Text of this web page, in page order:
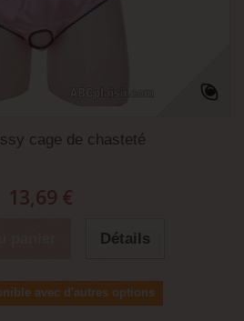
cage de chasteté
13,69 €
Détails
avec d'autres options
n'est présente sur ce site)